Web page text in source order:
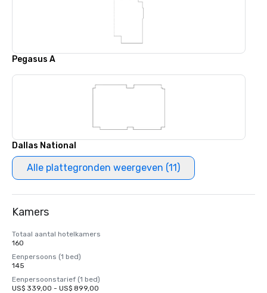
Pegasus A
Dallas National
Alle plattegronden weergeven (11)
Kamers
Totaal aantal hotelkamers
160
Eenpersoons (1 bed)
145
Eenpersoonstarief (1 bed)
US$ 339,00 - US$ 899,00